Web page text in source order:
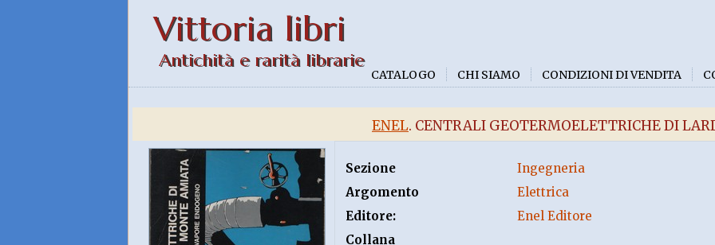
Vittoria libri
Antichità e rarità librarie
CATALOGO CHI SIAMO CONDIZIONI DI VENDITA
ENEL. CENTRALI GEOTERMOELETTRICHE DI
Sezione
Ingegneria
Argomento
Elettrica
Editore:
Enel Editore
Collana